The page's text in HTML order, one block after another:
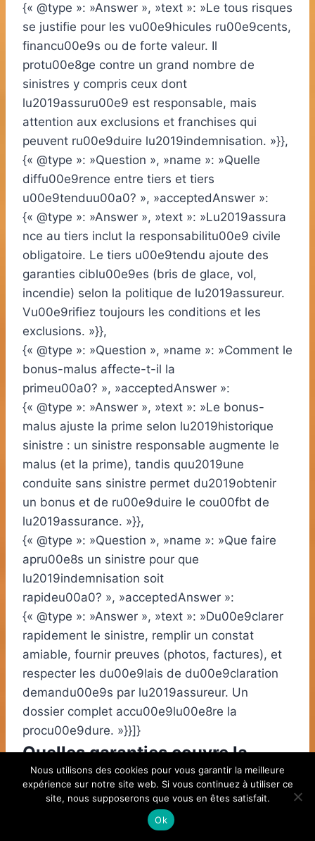
{« @type »: »Answer », »text »: »Le tous risques
se justifie pour les vu00e9hicules ru00e9cents,
financu00e9s ou de forte valeur. Il
protu00e8ge contre un grand nombre de
sinistres y compris ceux dont
lu2019assuru00e9 est responsable, mais
attention aux exclusions et franchises qui
peuvent ru00e9duire lu2019indemnisation. »}},
{« @type »: »Question », »name »: »Quelle
diffu00e9rence entre tiers et tiers
u00e9tenduu00a0? », »acceptedAnswer »:
{« @type »: »Answer », »text »: »Lu2019assura
nce au tiers inclut la responsabilitu00e9 civile
obligatoire. Le tiers u00e9tendu ajoute des
garanties ciblu00e9es (bris de glace, vol,
incendie) selon la politique de lu2019assureur.
Vu00e9rifiez toujours les conditions et les
exclusions. »}},
{« @type »: »Question », »name »: »Comment le
bonus-malus affecte-t-il la
primeu00a0? », »acceptedAnswer »:
{« @type »: »Answer », »text »: »Le bonus-
malus ajuste la prime selon lu2019historique
sinistre : un sinistre responsable augmente le
malus (et la prime), tandis quu2019une
conduite sans sinistre permet du2019obtenir
un bonus et de ru00e9duire le cou00fbt de
lu2019assurance. »}},
{« @type »: »Question », »name »: »Que faire
apru00e8s un sinistre pour que
lu2019indemnisation soit
rapideu00a0? », »acceptedAnswer »:
{« @type »: »Answer », »text »: »Du00e9clarer
rapidement le sinistre, remplir un constat
amiable, fournir preuves (photos, factures), et
respecter les du00e9lais de du00e9claration
demandu00e9s par lu2019assureur. Un
dossier complet accu00e9lu00e8re la
procu00e9dure. »}}]}
Quelles garanties couvre la
responsabilité civile ?
La responsabilité civile couvre les dommages
causés à des tiers, qu’ils soient corporels ou
Nous utilisons des cookies pour vous garantir la meilleure
expérience sur notre site web. Si vous continuez à utiliser ce
site, nous supposerons que vous en êtes satisfait.
Ok